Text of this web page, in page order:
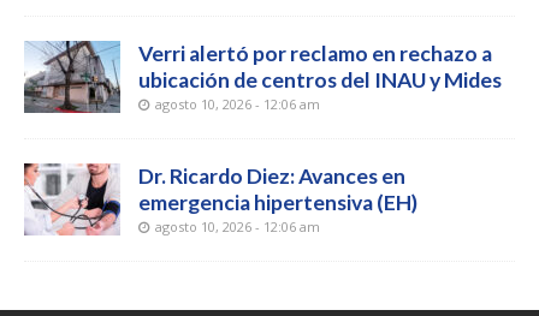
Verri alertó por reclamo en rechazo a
ubicación de centros del INAU y Mides
agosto 10, 2026 - 12:06 am
Dr. Ricardo Diez: Avances en
emergencia hipertensiva (EH)
agosto 10, 2026 - 12:06 am